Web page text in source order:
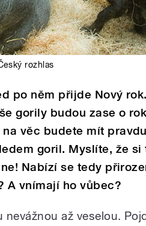
rozhlas
po něm přijde Nový
gorily budou zase o
věc budete mít
goril. Myslíte, že si
Nabízí se tedy
A vnímají ho vůbec?
nevážnou až veselou.